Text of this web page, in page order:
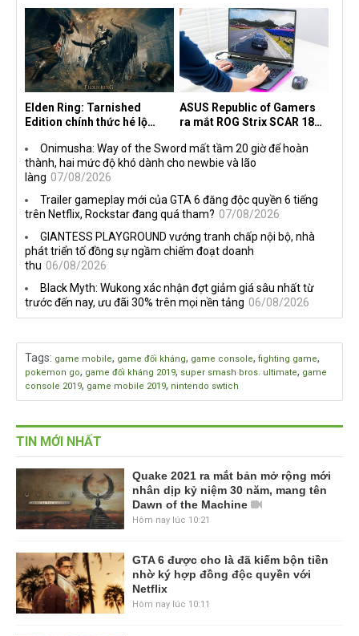
the Machine
Elden Ring: Tarnished
Edition chính thức hé lộ
ASUS Republic of Gamers
ra mắt ROG Strix SCAR 18
Onimusha: Way of the Sword mất tầm 20 giờ để hoàn
thành, hai mức độ khó dành cho newbie và lão
làng 07/08/2026
Trailer gameplay mới của GTA 6 đăng độc quyền 6 tiếng
trên Netflix, Rockstar đang quá tham? 07/08/2026
GIANTESS PLAYGROUND vướng tranh chấp nội bộ, nhà
phát triển tố đồng sự ngầm chiếm đoạt doanh
thu 06/08/2026
Black Myth: Wukong xác nhận đợt giảm giá sâu nhất từ
trước đến nay, ưu đãi 30% trên mọi nền tảng 06/08/2026
Tags: game mobile, game đối kháng, game console, fighting game,
pokemon go, game đối kháng 2019, super smash bros. ultimate, game
console 2019, game mobile 2019, nintendo swtich
TIN MỚI NHẤT
Quake 2021 ra mắt bản mở rộng mới
nhân dịp kỷ niệm 30 năm, mang tên
Dawn of the Machine
Hôm nay lúc 10:21
GTA 6 được cho là đã kiếm bộn tiền
nhờ ký hợp đồng độc quyền với
Netflix
Hôm nay lúc 10:11